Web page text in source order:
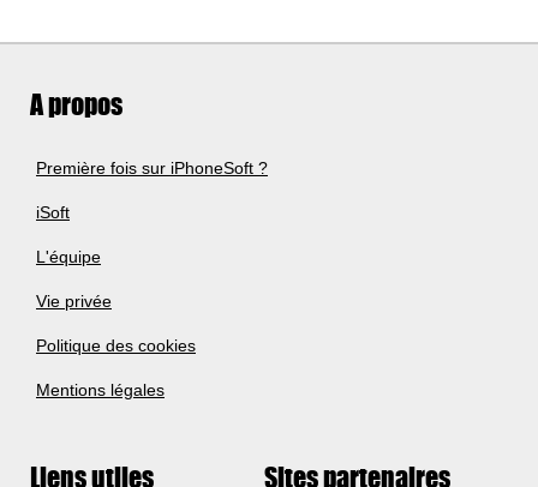
A propos
Première fois sur iPhoneSoft ?
iSoft
L'équipe
Vie privée
Politique des cookies
Mentions légales
Liens utiles Sites partenaires